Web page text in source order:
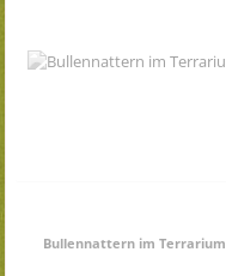
Bullennattern im Terrarium